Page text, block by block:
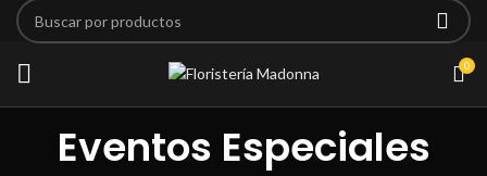
0
Eventos Especiales